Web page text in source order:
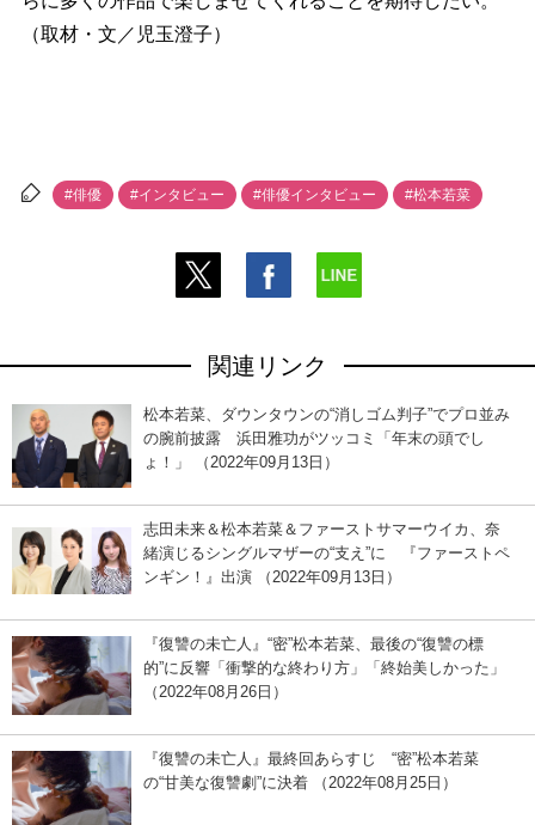
（取材・文／児玉澄子）
#俳優 #インタビュー #俳優インタビュー #松本若菜
関連リンク
松本若菜、ダウンタウンの“消しゴム判子”でプロ並み
の腕前披露 浜田雅功がツッコミ「年末の頭でし
ょ！」 （2022年09月13日）
志田未来＆松本若菜＆ファーストサマーウイカ、奈
緒演じるシングルマザーの“支え”に 『ファーストペ
ンギン！』出演 （2022年09月13日）
『復讐の未亡人』“密”松本若菜、最後の“復讐の標
的”に反響「衝撃的な終わり方」「終始美しかった」
（2022年08月26日）
『復讐の未亡人』最終回あらすじ “密”松本若菜
の“甘美な復讐劇”に決着 （2022年08月25日）